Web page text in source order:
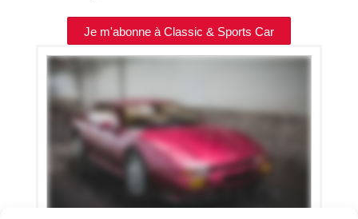
Je m'abonne à Classic & Sports Car